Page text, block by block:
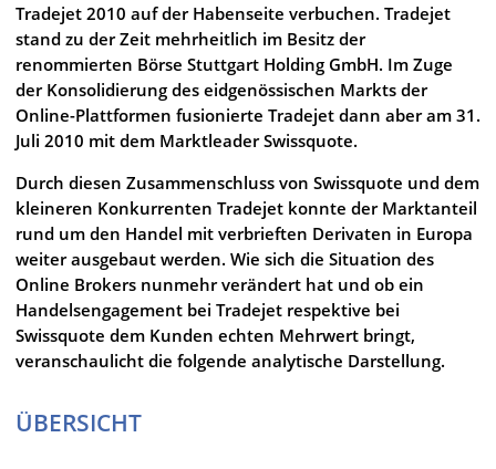
Tradejet 2010 auf der Habenseite verbuchen. Tradejet
stand zu der Zeit mehrheitlich im Besitz der
renommierten Börse Stuttgart Holding GmbH. Im Zuge
der Konsolidierung des eidgenössischen Markts der
Online-Plattformen fusionierte Tradejet dann aber am 31.
Juli 2010 mit dem Marktleader Swissquote.
Durch diesen Zusammenschluss von Swissquote und dem
kleineren Konkurrenten Tradejet konnte der Marktanteil
rund um den Handel mit verbrieften Derivaten in Europa
weiter ausgebaut werden. Wie sich die Situation des
Online Brokers nunmehr verändert hat und ob ein
Handelsengagement bei Tradejet respektive bei
Swissquote dem Kunden echten Mehrwert bringt,
veranschaulicht die folgende analytische Darstellung.
ÜBERSICHT